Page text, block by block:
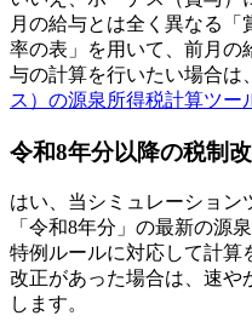
月の給与とは全く異なる「
率の表」を用いて、前月の
与の計算を行いたい場合は
ス）の源泉所得税計算ツー
令和8年分以降の税制
はい、当シミュレーション
「令和8年分」の最新の源
特例ルールに対応して計算
改正があった場合は、速や
します。